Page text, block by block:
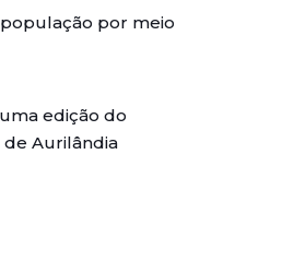
por meio
edição do
de Aurilândia